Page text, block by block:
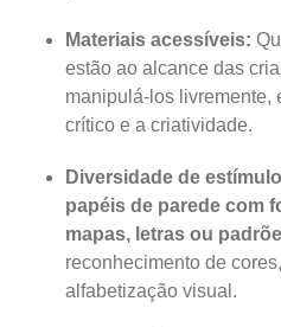
Materiais acessíveis:
estão ao alcance das
manipulá-los livremente,
crítico e a criatividade.
Diversidade de
papéis de parede com
mapas, letras ou
reconhecimento de
alfabetização visual.